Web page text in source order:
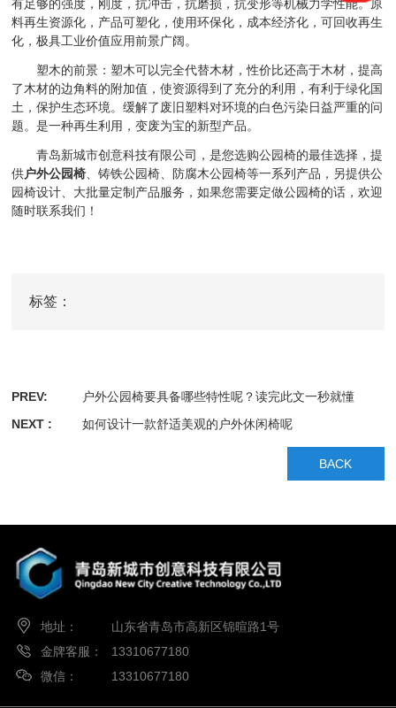
有足够的强度，刚度，抗冲击，抗磨损，抗变形等机械力学性能。原
料再生资源化，产品可塑化，使用环保化，成本经济化，可回收再生
化，极具工业价值应用前景广阔。
塑木的前景：塑木可以完全代替木材，性价比还高于木材，提高
了木材的边角料的附加值，使资源得到了充分的利用，有利于绿化国
土，保护生态环境。缓解了废旧塑料对环境的白色污染日益严重的问
题。是一种再生利用，变废为宝的新型产品。
青岛新城市创意科技有限公司，是您选购公园椅的最佳选择，提
供户外公园椅 、铸铁公园椅、防腐木公园椅等一系列产品，另提供公
园椅设计、大批量定制产品服务，如果您需要定做公园椅的话，欢迎
随时联系我们！
标签：
PREV:
户外公园椅要具备哪些特性呢？读完此文一秒就懂
NEXT :
如何设计一款舒适美观的户外休闲椅呢
BACK
地址：
山东省青岛市高新区锦暄路1号
金牌客服：
13310677180
微信：
13310677180